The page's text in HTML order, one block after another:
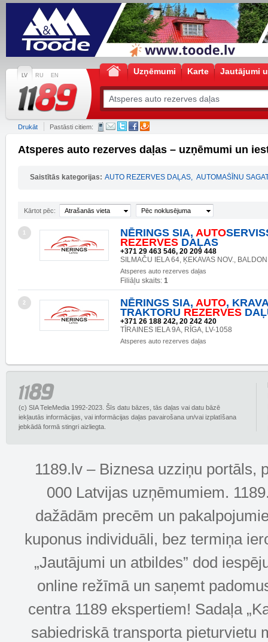
LV RU EN Uzņēmumi Karte Jautājumi
Drukāt Pastāsti citiem:
Atsperes auto rezerves daļas – uzņēmumi un
Saistītās kategorijas: AUTO REZERVES DAĻAS, AUTOMAŠĪNU
Kārtot pēc: Atrašanās vieta Pēc noklusējuma
1 NĒRINGS SIA, AUTO
REZERVES DAĻAS
+371 29 463 546, 20 209 448
SILMAČU IELA 64, ĶEKAVAS NOV.,
Atsperes auto rezerves daļas
Filiāļu skaits: 1
2 NĒRINGS SIA, AUTO,
TRAKTORU REZERVES
+371 26 188 242, 20 242 420
TĪRAINES IELA 9A, RĪGA, LV-1058
Atsperes auto rezerves daļas
(c) SIA TeleMedia 1992-2023. Šīs datu bāzes, tās daļas vai datu bāzē
iekļautās informācijas, vai informācijas daļas pavairošana un/vai izplatīšana
jebkādā formā stingri aizliegta.
1189.lv – Biznesa uzziņu portāls,
000 Latvijas uzņēmumiem.
dažādām precēm un
kuponus individuāli, bez termiņa
„Jautājumi un atbildes” dod
online režīmā un saņemt
centra 1189 ekspertiem! Sadaļa
sabiedriskā transporta pieturvietu